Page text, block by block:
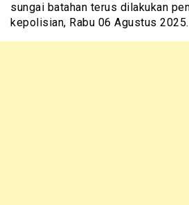
sungai batahan terus dilakukan
kepolisian, Rabu 06 Agustus 2025.